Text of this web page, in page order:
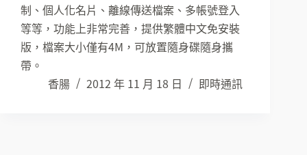
制、個人化名片、離線傳送檔案、多帳號登入
等等，功能上非常完善，提供繁體中文免安裝
版，檔案大小僅有4M，可放置隨身碟隨身攜
帶。
香腸
2012 年 11 月 18 日 即時通訊